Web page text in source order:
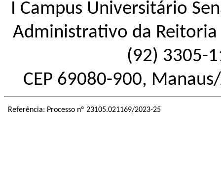
I Campus Universitário
Administrativo da
(92) 3305-
CEP 69080-900,
Referência: Processo nº 23105.021169/2023-25